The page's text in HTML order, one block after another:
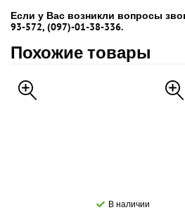
Если у Вас возникли вопросы
93-572, (097)-01-38-336.
Похожие товары
В наличии